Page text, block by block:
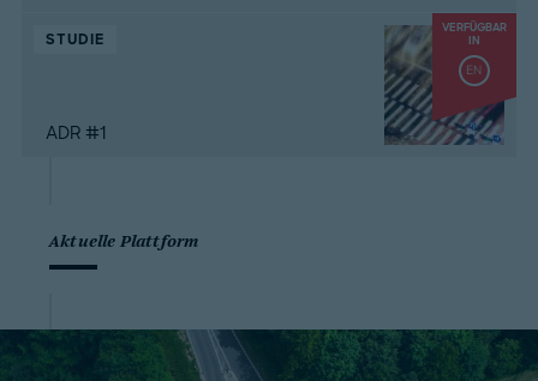
VERFÜGBAR
IN
EN
STUDIE
ADR #1
Aktuelle Plattform